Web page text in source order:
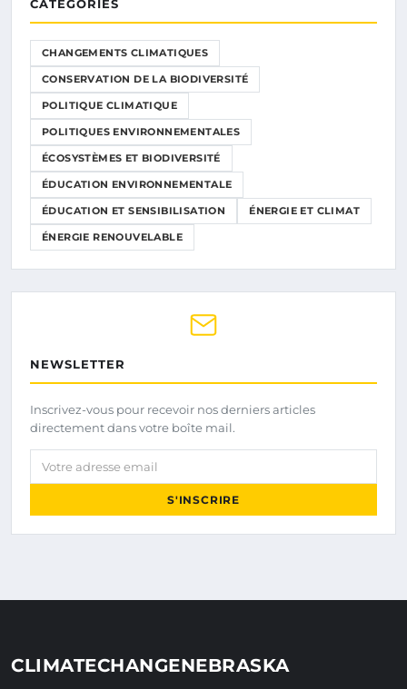
CATÉGORIES
CHANGEMENTS CLIMATIQUES
CONSERVATION DE LA BIODIVERSITÉ
POLITIQUE CLIMATIQUE
POLITIQUES ENVIRONNEMENTALES
ÉCOSYSTÈMES ET BIODIVERSITÉ
ÉDUCATION ENVIRONNEMENTALE
ÉDUCATION ET SENSIBILISATION ÉNERGIE ET CLIMAT
ÉNERGIE RENOUVELABLE
NEWSLETTER
Inscrivez-vous pour recevoir nos derniers articles
directement dans votre boîte mail.
Votre adresse email
S'INSCRIRE
CLIMATECHANGENEBRASKA